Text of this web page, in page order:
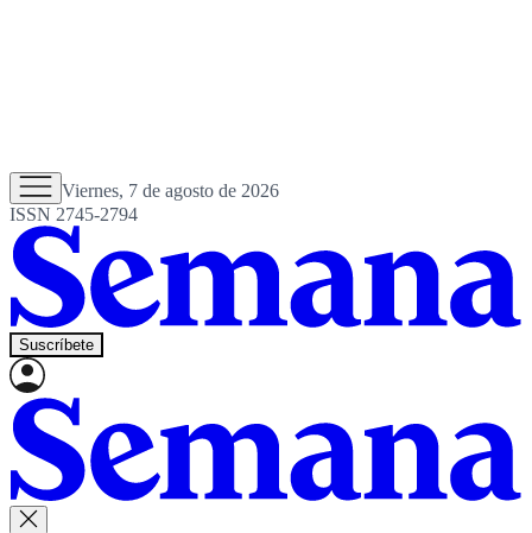
Viernes, 7 de agosto de 2026
ISSN 2745-2794
Suscríbete